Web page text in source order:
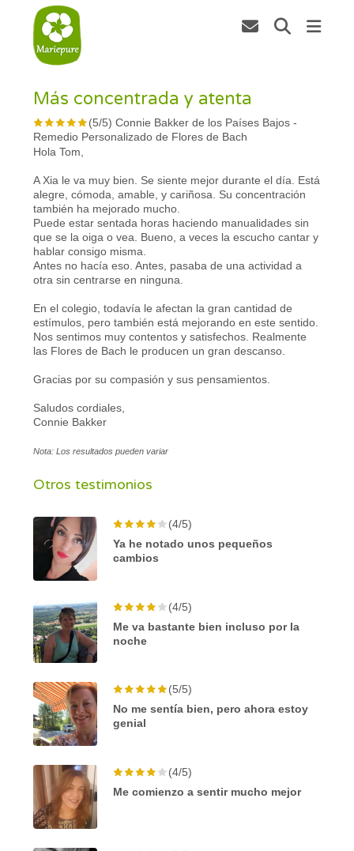
Más concentrada y atenta
(5/5)Connie Bakker de los Países Bajos -
Remedio Personalizado de Flores de Bach
Hola Tom,
A Xia le va muy bien. Se siente mejor durante el día. Está
alegre, cómoda, amable, y cariñosa. Su concentración
también ha mejorado mucho.
Puede estar sentada horas haciendo manualidades sin
que se la oiga o vea. Bueno, a veces la escucho cantar y
hablar consigo misma.
Antes no hacía eso. Antes, pasaba de una actividad a
otra sin centrarse en ninguna.
En el colegio, todavía le afectan la gran cantidad de
estímulos, pero también está mejorando en este sentido.
Nos sentimos muy contentos y satisfechos. Realmente
las Flores de Bach le producen un gran descanso.
Gracias por su compasión y sus pensamientos.
Saludos cordiales,
Connie Bakker
Nota: Los resultados pueden variar
Otros testimonios
(4/5)
Ya he notado unos pequeños
cambios
(4/5)
Me va bastante bien incluso por la
noche
(5/5)
No me sentía bien, pero ahora estoy
genial
(4/5)
Me comienzo a sentir mucho mejor